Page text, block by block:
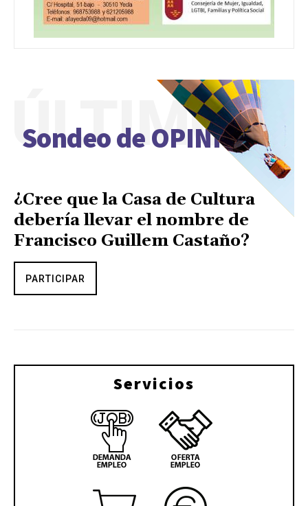
Sondeo de OPINIÓN
ÚLTIMO
¿Cree que la Casa de Cultura
debería llevar el nombre de
Francisco Guillem Castaño?
PARTICIPAR
Servicios